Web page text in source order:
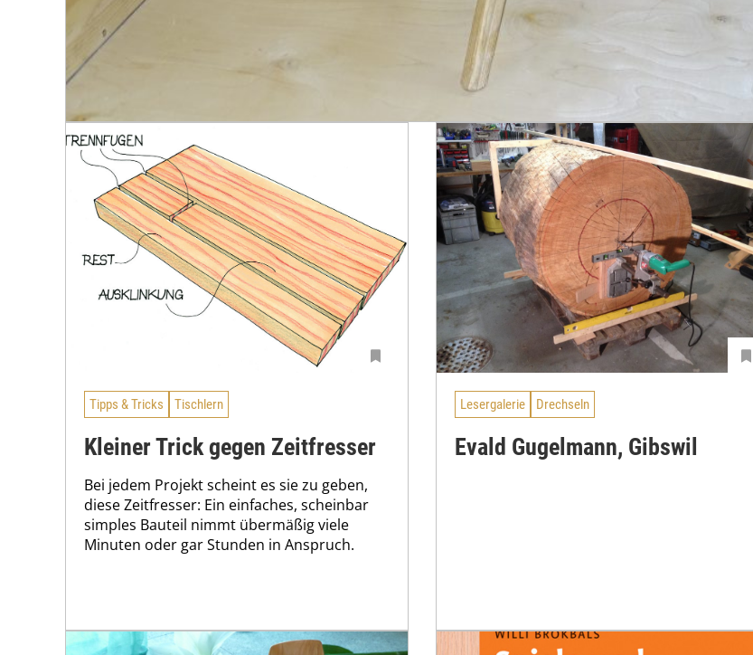
Tipps & Tricks Tischlern
Kleiner Trick gegen Zeitfresser
Bei jedem Projekt scheint es sie zu geben,
diese Zeitfresser: Ein einfaches, scheinbar
simples Bauteil nimmt übermäßig viele
Minuten oder gar Stunden in Anspruch.
Lesergalerie Drechseln
Evald Gugelmann, Gibswil